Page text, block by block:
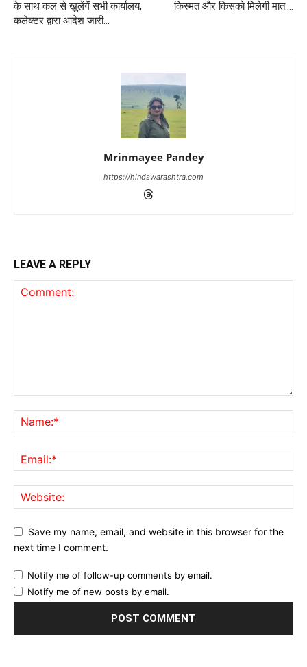
के साथ कल से खुलेंगें सभी कार्यालय,
कलेक्टर द्वारा आदेश जारी…
किस्मत और किसको मिलेगी मात….
Mrinmayee Pandey
https://hindswarashtra.com
LEAVE A REPLY
Save my name, email, and website in this browser for the
next time I comment.
Notify me of follow-up comments by email.
Notify me of new posts by email.